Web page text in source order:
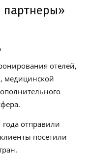
партнеры»
отелей,
медицинской
отправили
посетили